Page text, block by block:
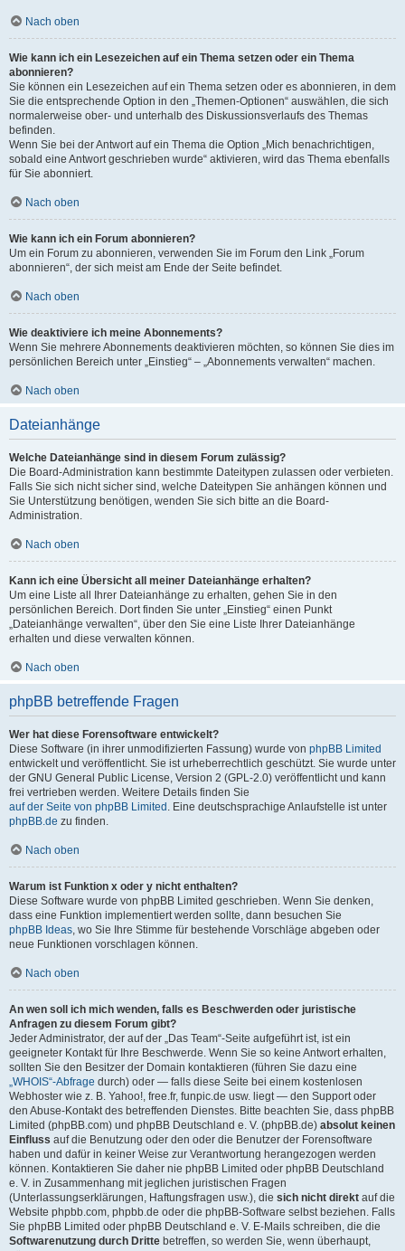
Nach oben
Wie kann ich ein Lesezeichen auf ein Thema setzen oder ein Thema
abonnieren?
Sie können ein Lesezeichen auf ein Thema setzen oder es abonnieren, in dem
Sie die entsprechende Option in den „Themen-Optionen“ auswählen, die sich
normalerweise ober- und unterhalb des Diskussionsverlaufs des Themas
befinden.
Wenn Sie bei der Antwort auf ein Thema die Option „Mich benachrichtigen,
sobald eine Antwort geschrieben wurde“ aktivieren, wird das Thema ebenfalls
für Sie abonniert.
Nach oben
Wie kann ich ein Forum abonnieren?
Um ein Forum zu abonnieren, verwenden Sie im Forum den Link „Forum
abonnieren“, der sich meist am Ende der Seite befindet.
Nach oben
Wie deaktiviere ich meine Abonnements?
Wenn Sie mehrere Abonnements deaktivieren möchten, so können Sie dies im
persönlichen Bereich unter „Einstieg“ – „Abonnements verwalten“ machen.
Nach oben
Dateianhänge
Welche Dateianhänge sind in diesem Forum zulässig?
Die Board-Administration kann bestimmte Dateitypen zulassen oder verbieten.
Falls Sie sich nicht sicher sind, welche Dateitypen Sie anhängen können und
Sie Unterstützung benötigen, wenden Sie sich bitte an die Board-
Administration.
Nach oben
Kann ich eine Übersicht all meiner Dateianhänge erhalten?
Um eine Liste all Ihrer Dateianhänge zu erhalten, gehen Sie in den
persönlichen Bereich. Dort finden Sie unter „Einstieg“ einen Punkt
„Dateianhänge verwalten“, über den Sie eine Liste Ihrer Dateianhänge
erhalten und diese verwalten können.
Nach oben
phpBB betreffende Fragen
Wer hat diese Forensoftware entwickelt?
Diese Software (in ihrer unmodifizierten Fassung) wurde von phpBB Limited
entwickelt und veröffentlicht. Sie ist urheberrechtlich geschützt. Sie wurde unter
der GNU General Public License, Version 2 (GPL-2.0) veröffentlicht und kann
frei vertrieben werden. Weitere Details finden Sie
auf der Seite von phpBB Limited . Eine deutschsprachige Anlaufstelle ist unter
phpBB.de zu finden.
Nach oben
Warum ist Funktion x oder y nicht enthalten?
Diese Software wurde von phpBB Limited geschrieben. Wenn Sie denken,
dass eine Funktion implementiert werden sollte, dann besuchen Sie
phpBB Ideas, wo Sie Ihre Stimme für bestehende Vorschläge abgeben oder
neue Funktionen vorschlagen können.
Nach oben
An wen soll ich mich wenden, falls es Beschwerden oder juristische
Anfragen zu diesem Forum gibt?
Jeder Administrator, der auf der „Das Team“-Seite aufgeführt ist, ist ein
geeigneter Kontakt für Ihre Beschwerde. Wenn Sie so keine Antwort erhalten,
sollten Sie den Besitzer der Domain kontaktieren (führen Sie dazu eine
„WHOIS“-Abfrage durch) oder — falls diese Seite bei einem kostenlosen
Webhoster wie z. B. Yahoo!, free.fr, funpic.de usw. liegt — den Support oder
den Abuse-Kontakt des betreffenden Dienstes. Bitte beachten Sie, dass phpBB
Limited (phpBB.com) und phpBB Deutschland e. V. (phpBB.de) absolut keinen
Einfluss auf die Benutzung oder den oder die Benutzer der Forensoftware
haben und dafür in keiner Weise zur Verantwortung herangezogen werden
können. Kontaktieren Sie daher nie phpBB Limited oder phpBB Deutschland
e. V. in Zusammenhang mit jeglichen juristischen Fragen
(Unterlassungserklärungen, Haftungsfragen usw.), die sich nicht direkt auf die
Website phpbb.com, phpbb.de oder die phpBB-Software selbst beziehen. Falls
Sie phpBB Limited oder phpBB Deutschland e. V. E-Mails schreiben, die die
Softwarenutzung durch Dritte betreffen, so werden Sie, wenn überhaupt,